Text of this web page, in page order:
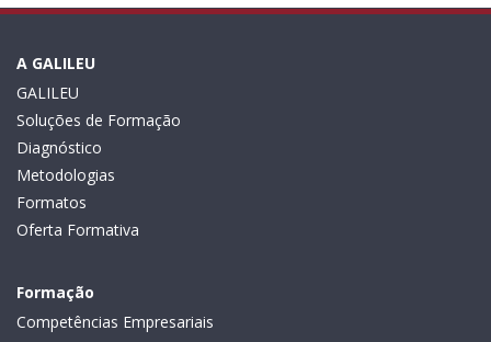
A GALILEU
GALILEU
Soluções de Formação
Diagnóstico
Metodologias
Formatos
Oferta Formativa
Formação
Competências Empresariais